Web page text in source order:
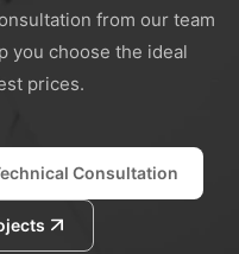
from our team
you choose the ideal
prices.
Consultation